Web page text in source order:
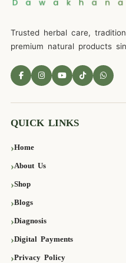
Trusted herbal care,
premium natural products
QUICK LINKS
Home
About Us
Shop
Blogs
Diagnosis
Digital Payments
Privacy Policy